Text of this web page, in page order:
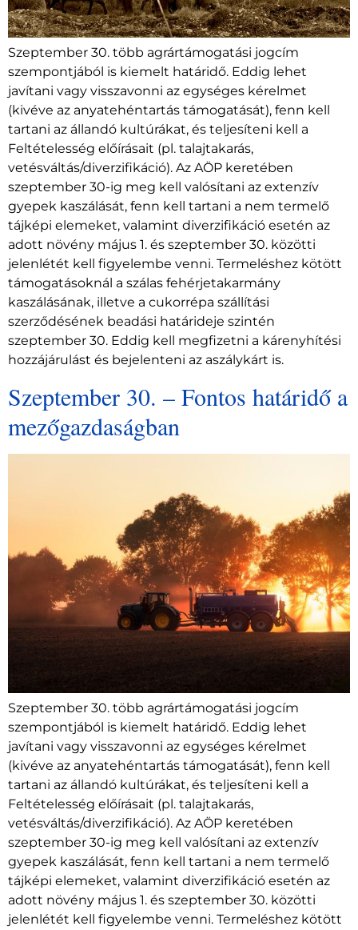
Szeptember 30. több agrártámogatási jogcím
szempontjából is kiemelt határidő. Eddig lehet
javítani vagy visszavonni az egységes kérelmet
(kivéve az anyatehéntartás támogatását), fenn kell
tartani az állandó kultúrákat, és teljesíteni kell a
Feltételesség előírásait (pl. talajtakarás,
vetésváltás/diverzifikáció). Az AÖP keretében
szeptember 30-ig meg kell valósítani az extenzív
gyepek kaszálását, fenn kell tartani a nem termelő
tájképi elemeket, valamint diverzifikáció esetén az
adott növény május 1. és szeptember 30. közötti
jelenlétét kell figyelembe venni. Termeléshez kötött
támogatásoknál a szálas fehérjetakarmány
kaszálásának, illetve a cukorrépa szállítási
szerződésének beadási határideje szintén
szeptember 30. Eddig kell megfizetni a kárenyhítési
hozzájárulást és bejelenteni az aszálykárt is.
Szeptember 30. – Fontos határidő a
mezőgazdaságban
Szeptember 30. több agrártámogatási jogcím
szempontjából is kiemelt határidő. Eddig lehet
javítani vagy visszavonni az egységes kérelmet
(kivéve az anyatehéntartás támogatását), fenn kell
tartani az állandó kultúrákat, és teljesíteni kell a
Feltételesség előírásait (pl. talajtakarás,
vetésváltás/diverzifikáció). Az AÖP keretében
szeptember 30-ig meg kell valósítani az extenzív
gyepek kaszálását, fenn kell tartani a nem termelő
tájképi elemeket, valamint diverzifikáció esetén az
adott növény május 1. és szeptember 30. közötti
jelenlétét kell figyelembe venni. Termeléshez kötött